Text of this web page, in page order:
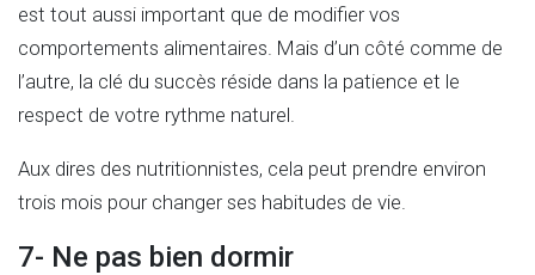
est tout aussi important que de modifier vos
comportements alimentaires. Mais d’un côté comme de
l’autre, la clé du succès réside dans la patience et le
respect de votre rythme naturel.
Aux dires des nutritionnistes, cela peut prendre environ
trois mois pour changer ses habitudes de vie.
7- Ne pas bien dormir